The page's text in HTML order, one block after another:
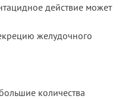
действие может
желудочного
количества